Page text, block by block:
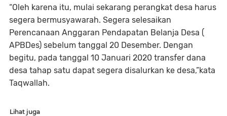
“Oleh karena itu, mulai sekarang perangkat desa harus
segera bermusyawarah. Segera selesaikan
Perencanaan Anggaran Pendapatan Belanja Desa (
APBDes) sebelum tanggal 20 Desember. Dengan
begitu, pada tanggal 10 Januari 2020 transfer dana
desa tahap satu dapat segera disalurkan ke desa,”kata
Taqwallah.
Lihat juga